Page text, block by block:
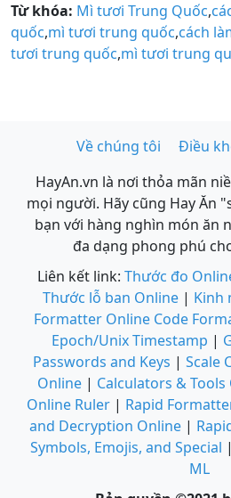
Từ khóa: Mì tươi Trung Quốc,
quốc,mì tươi trung quốc,cách
tươi trung quốc,mì tươi trung
Về chúng tôi Điều
HayAn.vn là nơi thỏa mãn
mọi người. Hãy cũng Hay Ăn
bạn với hàng nghìn món ăn
đa dạng phong phú
Liên kết link: Thước đo
Thước lỗ ban Online| Kinh
Formatter Online Code
Epoch/Unix Timestamp |
Passwords and Keys | Scale
Online | Calculators & Tools
Online Ruler | Rapid
and Decryption Online |
Symbols, Emojis, and Special |
ML